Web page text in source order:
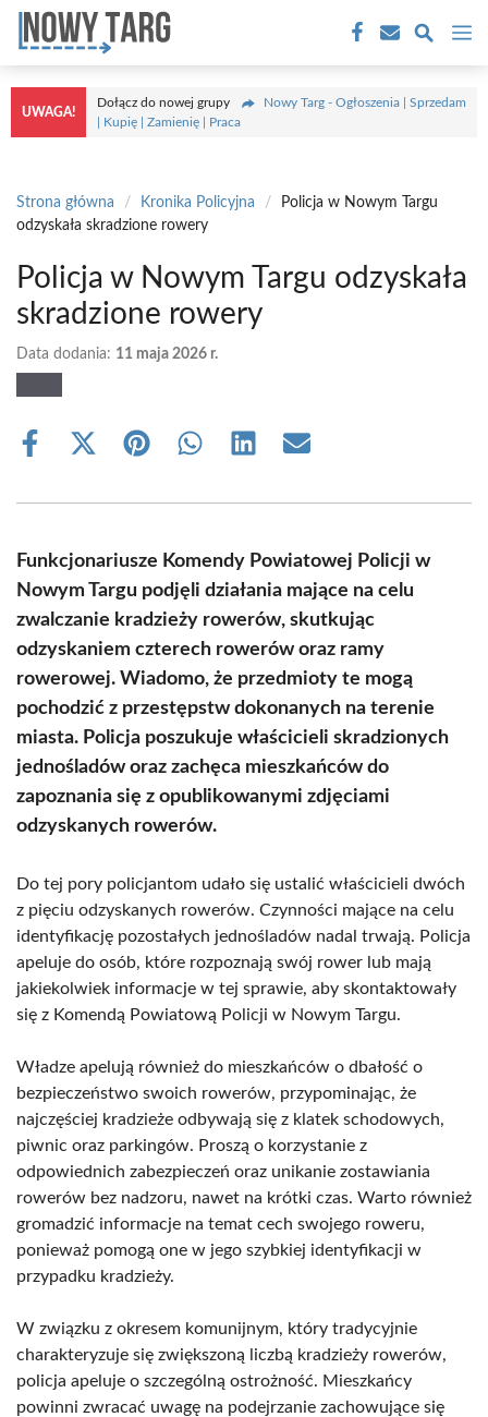
Przejdź
treści
UWAGA!
Dołącz do nowej grupy
Nowy Targ - Ogłoszenia | Sprzedam
| Kupię | Zamienię | Praca
Strona główna / Kronika Policyjna /
Policja w Nowym Targu
odzyskała skradzione rowery
Policja w Nowym Targu odzyskała
skradzione rowery
Data dodania: 11 maja 2026 r.
Share
Share
(Twitter)
Share Share Share Share
Funkcjonariusze Komendy Powiatowej Policji w
Nowym Targu podjęli działania mające na celu
zwalczanie kradzieży rowerów, skutkując
odzyskaniem czterech rowerów oraz ramy
rowerowej. Wiadomo, że przedmioty te mogą
pochodzić z przestępstw dokonanych na terenie
miasta. Policja poszukuje właścicieli skradzionych
jednośladów oraz zachęca mieszkańców do
zapoznania się z opublikowanymi zdjęciami
odzyskanych rowerów.
Do tej pory policjantom udało się ustalić właścicieli dwóch
z pięciu odzyskanych rowerów. Czynności mające na celu
identyfikację pozostałych jednośladów nadal trwają. Policja
apeluje do osób, które rozpoznają swój rower lub mają
jakiekolwiek informacje w tej sprawie, aby skontaktowały
się z Komendą Powiatową Policji w Nowym Targu.
Władze apelują również do mieszkańców o dbałość o
bezpieczeństwo swoich rowerów, przypominając, że
najczęściej kradzieże odbywają się z klatek schodowych,
piwnic oraz parkingów. Proszą o korzystanie z
odpowiednich zabezpieczeń oraz unikanie zostawiania
rowerów bez nadzoru, nawet na krótki czas. Warto również
gromadzić informacje na temat cech swojego roweru,
ponieważ pomogą one w jego szybkiej identyfikacji w
przypadku kradzieży.
W związku z okresem komunijnym, który tradycyjnie
charakteryzuje się zwiększoną liczbą kradzieży rowerów,
policja apeluje o szczególną ostrożność. Mieszkańcy
powinni zwracać uwagę na podejrzanie zachowujące się